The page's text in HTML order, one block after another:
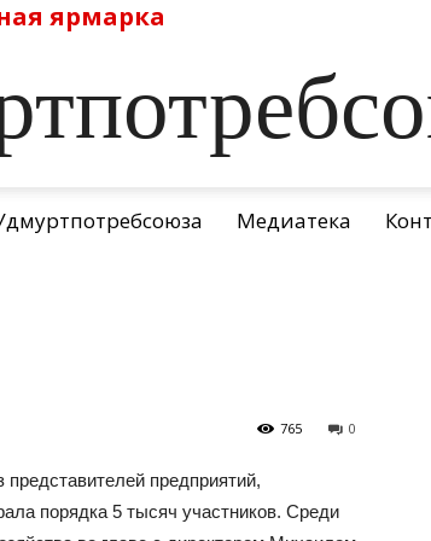
ярмарка
Медиатека
0
765
предприятий,
порядка 5 тысяч участников. Среди